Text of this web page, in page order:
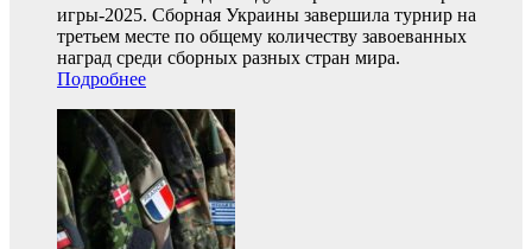
игры-2025. Сборная Украины завершила турнир на
третьем месте по общему количеству завоеванных
наград среди сборных разных стран мира.
Подробнее